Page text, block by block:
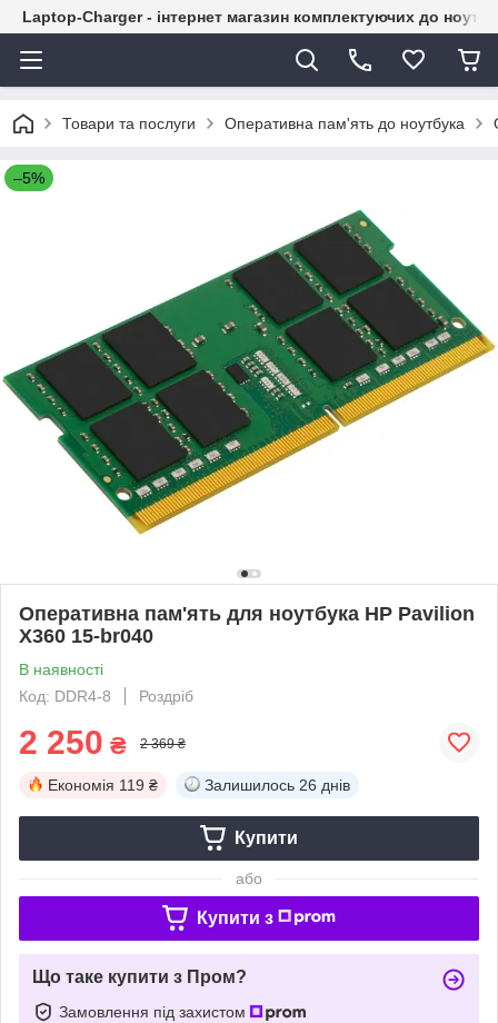
Laptop-Charger - інтернет магазин комплектуючих до
Товари та послуги Оперативна пам'ять до ноутбука
–5%
Оперативна пам'ять для ноутбука HP Pavilion
X360 15-br040
В наявності
Код: DDR4-8
Роздріб
2 250 ₴ 2 369 ₴
Економія 119 ₴ Залишилось 26 днів
Купити
або
Купити з
Що таке купити з Пром?
Замовлення під захистом